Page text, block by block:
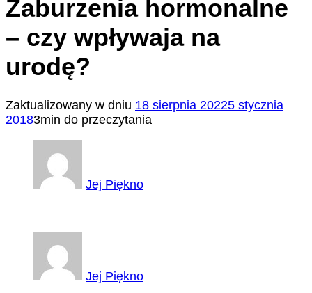
Zaburzenia hormonalne
– czy wpływaja na
urodę?
Zaktualizowany w dniu 18 sierpnia 20225 stycznia
20183min do przeczytania
Jej Piękno
Jej Piękno